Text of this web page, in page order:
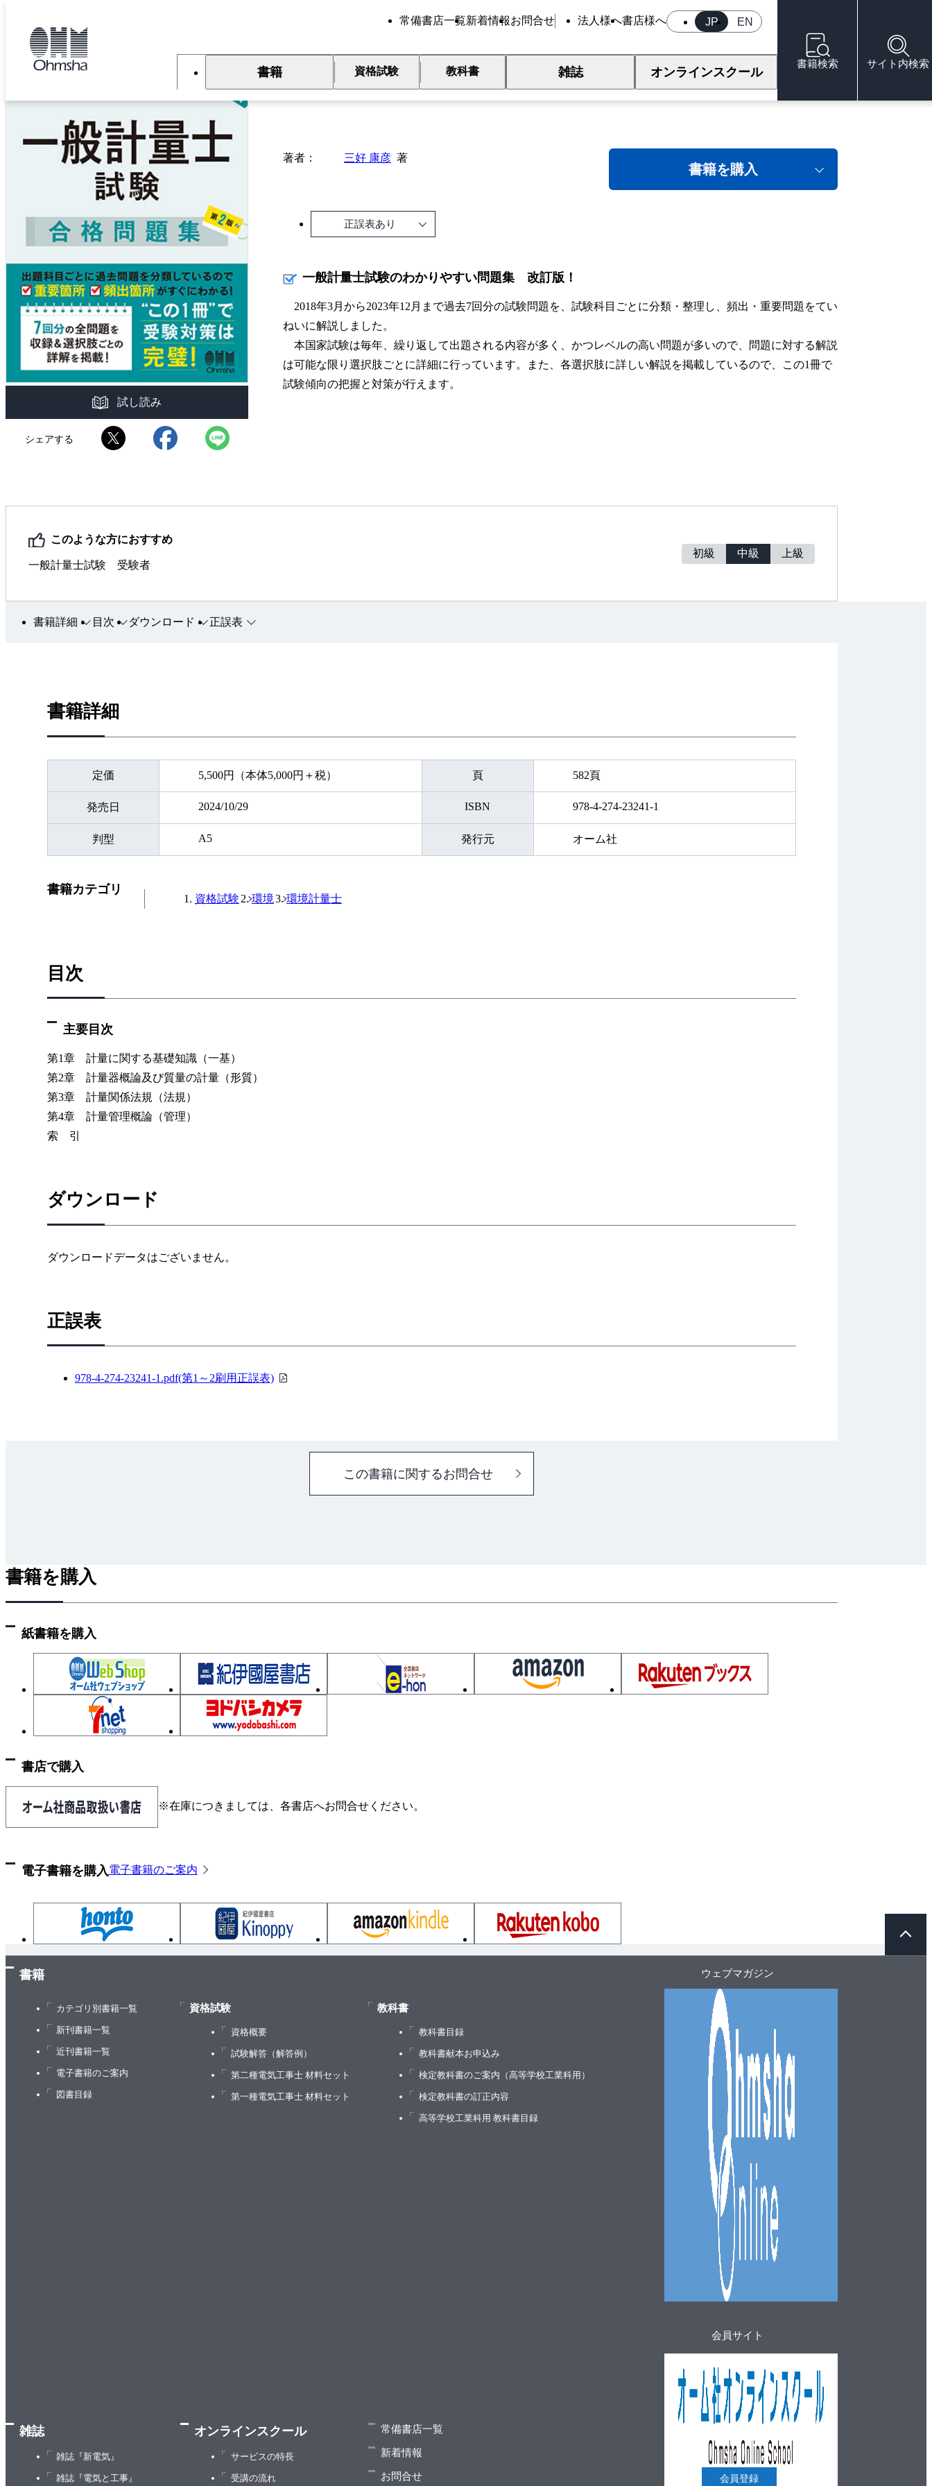
JP EN
常備書店一覧新着情報お問合せ 法人様へ書店様へ
書籍 資格試験 教科書 雑誌 オンラインスクール
書籍検索 サイト内検索
一般計量士試験 合格問題集（第2版）
試し読み
シェアする
著者 三好 康彦 著
書籍を購入
正誤表あり
一般計量士試験のわかりやすい問題集 改訂版！
2018年3月から2023年12月まで過去7回分の試験問題を、試験科目ごとに分類・整理し、頻出・重要問題をてい
ねいに解説しました。
本国家試験は毎年、繰り返して出題される内容が多く、かつレベルの高い問題が多いので、問題に対する解説
は可能な限り選択肢ごとに詳細に行っています。また、各選択肢に詳しい解説を掲載しているので、この1冊で
試験傾向の把握と対策が行えます。
このような方におすすめ
一般計量士試験 受験者
初級 中級 上級
書籍詳細 目次 ダウンロード 正誤表
書籍詳細
定価 5,500円（本体5,000円＋税） 頁 582頁
発売日 2024/10/29 ISBN 978-4-274-23241-1
判型 A5 発行元 オーム社
書籍カテゴリ
資格試験 環境 環境計量士
目次
主要目次
第1章 計量に関する基礎知識（一基）
第2章 計量器概論及び質量の計量（形質）
第3章 計量関係法規（法規）
第4章 計量管理概論（管理）
索 引
ダウンロード
ダウンロードデータはございません。
正誤表
978-4-274-23241-1.pdf(第1～2刷用正誤表)
PDF
この書籍に関するお問合せ
書籍を購入
紙書籍を購入
書店で購入
※在庫につきましては、各書店へお問合せください。
電子書籍を購入電子書籍のご案内
書籍
カテゴリ別書籍一覧
新刊書籍一覧
近刊書籍一覧
電子書籍のご案内
図書目録
資格試験
資格概要
試験解答（解答例）
第二種電気工事士 材料セット
第一種電気工事士 材料セット
教科書
教科書目録
教科書献本お申込み
検定教科書のご案内（高等学校工業科用）
検定教科書の訂正内容
高等学校工業科用 教科書目録
雑誌
雑誌『新電気』
雑誌『電気と工事』
オンラインスクール
サービスの特長
受講の流れ
常備書店一覧
新着情報
お問合せ
ウェブマガジン
会員サイト
会員登録